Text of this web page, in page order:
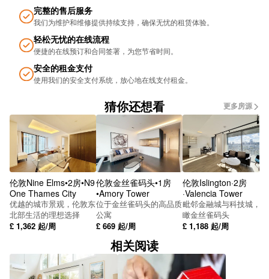
Lamington Street
Cumberland Business Park (Stop F)
Hythe Road (Stop M)
Harrow Road College Park (Stop L)
Scrubs Lane (Stop S)
Online Cars
Wrottesley Road (Stop R)
Victor Road (Stop U)
Mitre Bridge
St Mary's Cemetery (Stop KV)
All Souls Avenue Kensal Green (Stop Y)
完整的售后服务
我们为维护和维修提供持续支持，确保无忧的租​​赁体验。
轻松无忧的在线流程
便捷的在线预订和合同签署，为您节省时间。
安全的租金支付
使用我们的安全支付系统，放心地在线支付租金。
猜你还想看 更多房源
伦敦Nine Elms•2房•N9
One Thames City
优越的城市景观，伦敦东
北部生活的理想选择
£ 1,362 起/周
伦敦金丝雀码头•1房
•Amory Tower
位于金丝雀码头的高品质
公寓
£ 669 起/周
伦敦Islington·2房
·Valencia Tower
毗邻金融城与科技城，俯
瞰金丝雀码头
£ 1,188 起/周
相关阅读